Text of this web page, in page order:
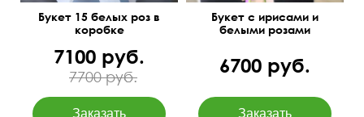
Букет 15 белых роз в
коробке
7100 руб.
7700 руб.
Букет с ирисами и
белыми розами
6700 руб.